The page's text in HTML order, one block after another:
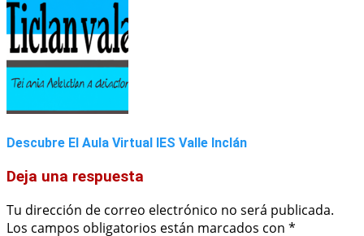
Descubre El Aula Virtual IES Valle Inclán
Deja una respuesta
Tu dirección de correo electrónico no será publicada.
Los campos obligatorios están marcados con *